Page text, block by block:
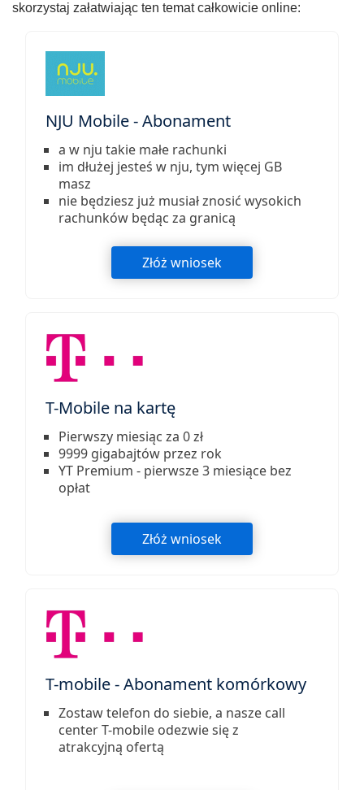
skorzystaj załatwiając ten temat całkowicie online:
NJU Mobile - Abonament
a w nju takie małe rachunki
im dłużej jesteś w nju, tym więcej GB
masz
nie będziesz już musiał znosić wysokich
rachunków będąc za granicą
Złóż wniosek
T-Mobile na kartę
Pierwszy miesiąc za 0 zł
9999 gigabajtów przez rok
YT Premium - pierwsze 3 miesiące bez
opłat
Złóż wniosek
T-mobile - Abonament komórkowy
Zostaw telefon do siebie, a nasze call
center T-mobile odezwie się z
atrakcyjną ofertą